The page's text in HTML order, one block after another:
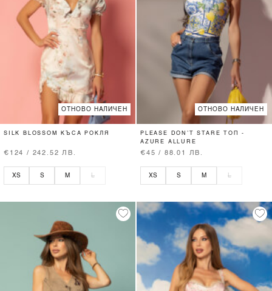
ОТНОВО НАЛИЧЕН
SILK BLOSSOM КЪСА РОКЛЯ
€124 / 242.52 ЛВ.
XS S M L
ОТНОВО НАЛИЧЕН
PLEASE DON’T STARE ТОП -
AZURE ALLURE
€45 / 88.01 ЛВ.
XS S M L